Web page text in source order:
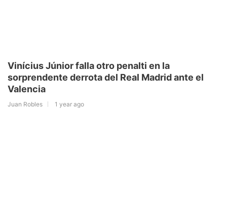
Vinícius Júnior falla otro penalti en la
sorprendente derrota del Real Madrid ante el
Valencia
Juan Robles 1 year ago